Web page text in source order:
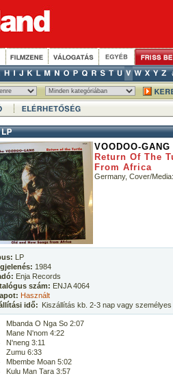
VOODOO-GANG
Return Of The
From Africa
Germany, Cover/
LP
1984
Enja Records
szám: ENJA 4064
Használt
idő: Kiszállítás kb. 2-3 nap vagy
Mbanda O Nga So 2:07
Mane N'nom 4:22
N'neng 3:11
Zumu 6:33
Mbembe Moan 5:02
Kulu Man Tara 3:57